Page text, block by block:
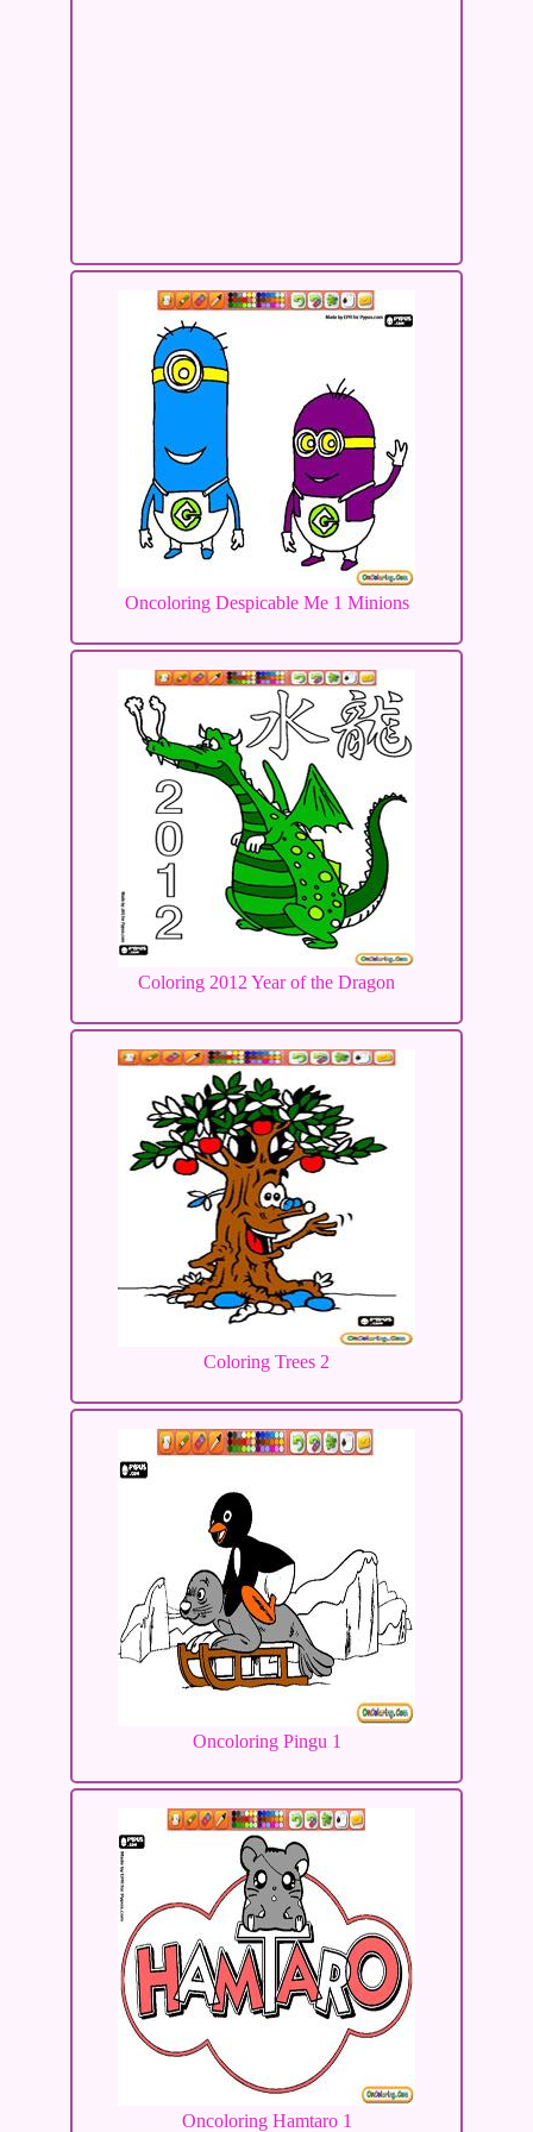
Oncoloring Despicable Me 1 Minions
Coloring 2012 Year of the Dragon
Coloring Trees 2
Oncoloring Pingu 1
Oncoloring Hamtaro 1